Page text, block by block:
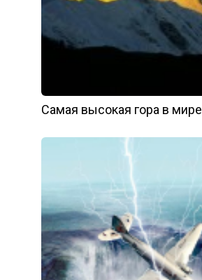
Самая высокая гора в мире